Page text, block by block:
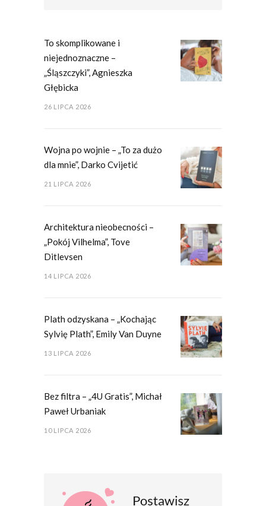
To skomplikowane i
niejednoznaczne –
„Śląszczyki”, Agnieszka
Głębicka
26 LIPCA 2026
Wojna po wojnie – „To za dużo
dla mnie”, Darko Cvijetić
21 LIPCA 2026
Architektura nieobecności –
„Pokój Vilhelma”, Tove
Ditlevsen
14 LIPCA 2026
Plath odzyskana – „Kochając
Sylvię Plath”, Emily Van Duyne
13 LIPCA 2026
Bez filtra – „4U Gratis”, Michał
Paweł Urbaniak
10 LIPCA 2026